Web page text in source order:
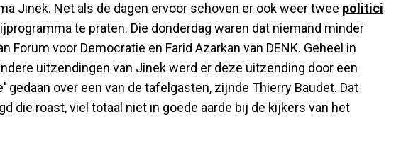
Jinek. Net als de dagen ervoor schoven er ook weer twee politici
te praten. Die donderdag waren dat niemand minder
Forum voor Democratie en Farid Azarkan van DENK. Geheel in
uitzendingen van Jinek werd er deze uitzending door een
gedaan over een van de tafelgasten, zijnde Thierry Baudet. Dat
die roast, viel totaal niet in goede aarde bij de kijkers van het